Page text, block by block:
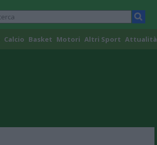
Calcio Basket Motori Altri Sport Attualità